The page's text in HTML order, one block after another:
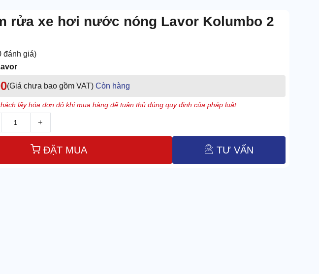
rửa xe hơi nước nóng Lavor Kolumbo 2
đánh giá)
(Giá chưa bao gồm VAT) Còn hàng
lấy hóa đơn đỏ khi mua hàng để tuân thủ đúng quy định của pháp luật.
+
ĐẶT MUA TƯ VẤN